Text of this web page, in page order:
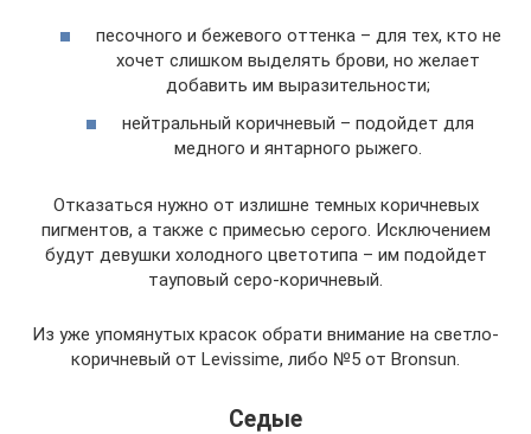
песочного и бежевого оттенка – для тех, кто не
хочет слишком выделять брови, но желает
добавить им выразительности;
нейтральный коричневый – подойдет для
медного и янтарного рыжего.
Отказаться нужно от излишне темных коричневых
пигментов, а также с примесью серого. Исключением
будут девушки холодного цветотипа – им подойдет
тауповый серо-коричневый.
Из уже упомянутых красок обрати внимание на светло-
коричневый от Levissime, либо №5 от Bronsun.
Седые